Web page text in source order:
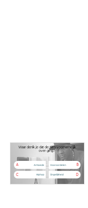
Waar denk je dat de film voornamelijk
over ging?
A Armoede B
Vooroordelen
C Hiphop D
Ongelijkheid